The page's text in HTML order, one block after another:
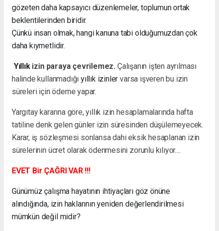
gözeten daha kapsayıcı düzenlemeler, toplumun ortak
beklentilerinden biridir.
Çünkü insan olmak, hangi kanuna tabi olduğumuzdan çok
daha kıymetlidir.
Yıllıkizin paraya çevrilemez. Çalışanın işten ayrılması
halinde kullanmadığı yıllık izinler varsa işveren bu izin
süreleri için ödeme yapar.
Yargıtay kararına göre, yıllık izin hesaplamalarında hafta
tatiline denk gelen günler izin süresinden düşülemeyecek.
Karar, iş sözleşmesi sonlansa dahi eksik hesaplanan izin
sürelerinin ücret olarak ödenmesini zorunlu kılıyor....
EVET Bir ÇAĞRI VAR !!!
Günümüz çalışma hayatının ihtiyaçları göz önüne
alındığında, izin haklarının yeniden değerlendirilmesi
mümkün değil midir?